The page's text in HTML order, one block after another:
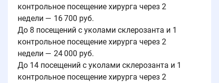
контрольное посещение хирурга через 2
недели — 16 700 руб.
До 8 посещений с уколами склерозанта и 1
контрольное посещение хирурга через 2
недели — 24 000 руб.
До 14 посещений с уколами склерозанта и 1
контрольное посещение хирурга через 2